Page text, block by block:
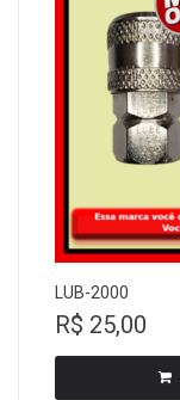
LUB-2000
R$ 25,00